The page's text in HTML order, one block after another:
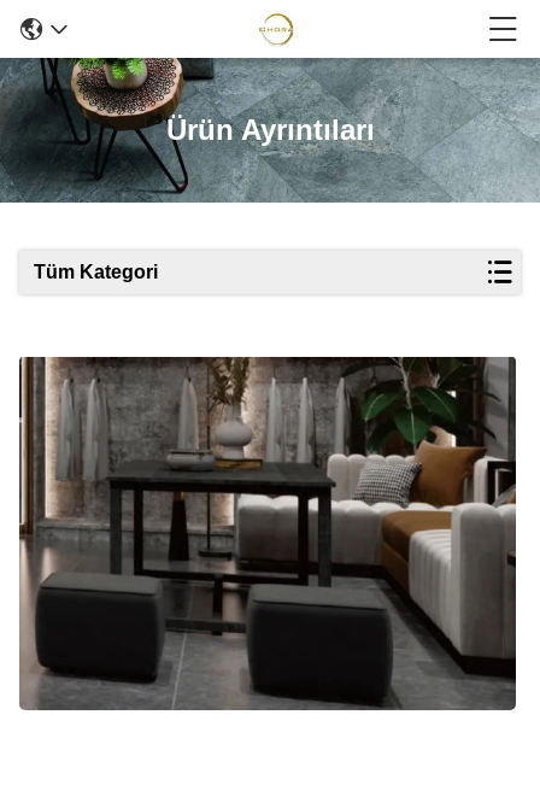
Ürün Ayrıntıları
Tüm Kategori